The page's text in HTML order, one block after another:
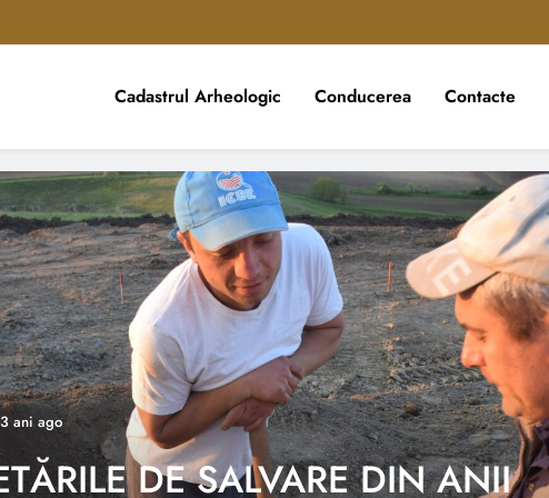
Cadastrul Arheologic Conducerea Contacte
3 ani ago
de Rapoarte Arheologice